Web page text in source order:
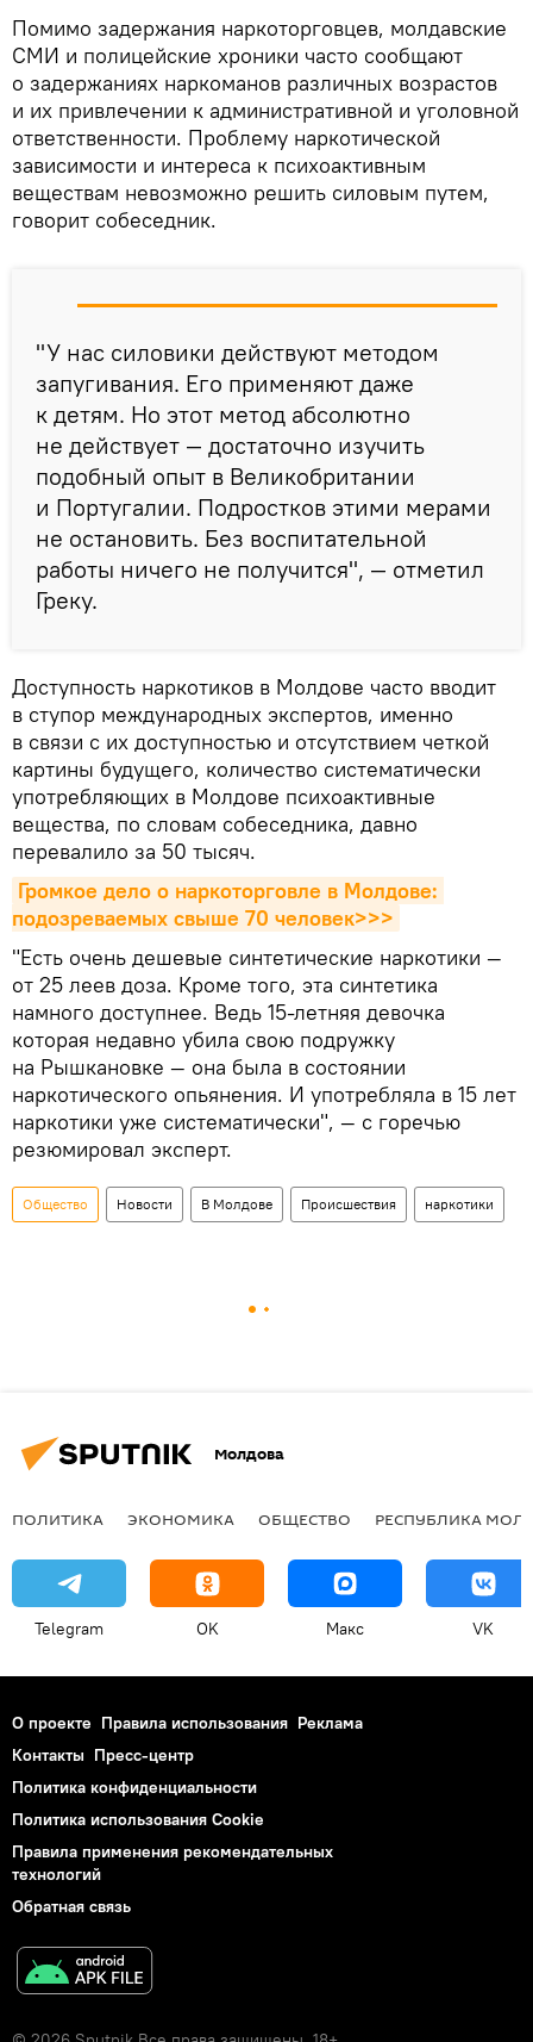
Помимо задержания наркоторговцев, молдавские
СМИ и полицейские хроники часто сообщают
о задержаниях наркоманов различных возрастов
и их привлечении к административной и уголовной
ответственности. Проблему наркотической
зависимости и интереса к психоактивным
веществам невозможно решить силовым путем,
говорит собеседник.
"У нас силовики действуют методом
запугивания. Его применяют даже
к детям. Но этот метод абсолютно
не действует — достаточно изучить
подобный опыт в Великобритании
и Португалии. Подростков этими мерами
не остановить. Без воспитательной
работы ничего не получится", — отметил
Греку.
Доступность наркотиков в Молдове часто вводит
в ступор международных экспертов, именно
в связи с их доступностью и отсутствием четкой
картины будущего, количество систематически
употребляющих в Молдове психоактивные
вещества, по словам собеседника, давно
перевалило за 50 тысяч.
Громкое дело о наркоторговле в Молдове:
подозреваемых свыше 70 человек>>>
"Есть очень дешевые синтетические наркотики —
от 25 леев доза. Кроме того, эта синтетика
намного доступнее. Ведь 15-летняя девочка
которая недавно убила свою подружку
на Рышкановке — она была в состоянии
наркотического опьянения. И употребляла в 15 лет
наркотики уже систематически", — с горечью
резюмировал эксперт.
Общество Новости В Молдове Происшествия наркотики
Молдова
ПОЛИТИКА ЭКОНОМИКА ОБЩЕСТВО РЕСПУБЛИКА
Telegram OK Макс VK
О проекте Правила использования Реклама
Контакты Пресс-центр
Политика конфиденциальности
Политика использования Cookie
Правила применения рекомендательных
технологий
Обратная связь